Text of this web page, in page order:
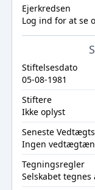
Ejerkredsen
Log ind for at se
Stiftelsesdato
05-08-1981
Stiftere
Ikke oplyst
Seneste
Ingen
Tegningsregler
Selskabet tegnes